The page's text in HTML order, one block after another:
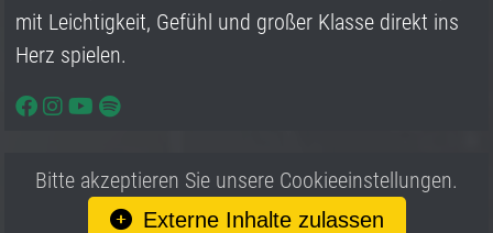
mit Leichtigkeit, Gefühl und großer Klasse direkt ins
Herz spielen.
Bitte akzeptieren Sie unsere Cookieeinstellungen.
Externe Inhalte zulassen